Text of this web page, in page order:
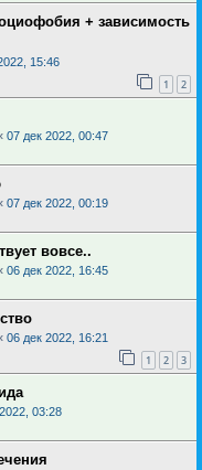
+ зависимость
15:46
1 2
07 дек 2022, 00:47
07 дек 2022, 00:19
вовсе..
06 дек 2022, 16:45
06 дек 2022, 16:21
1 2 3
03:28